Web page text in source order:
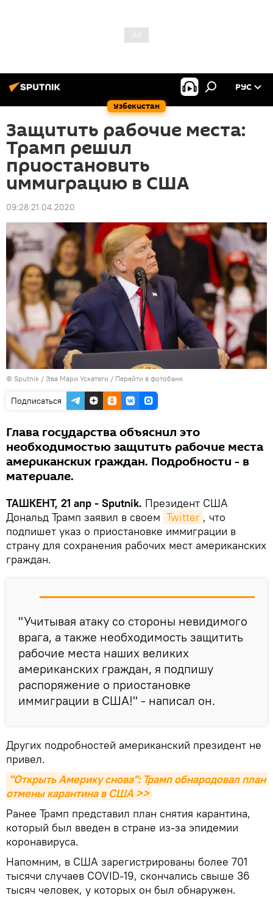
Узбекистан
РУС
Защитить рабочие места:
Трамп решил
приостановить
иммиграцию в США
09:28 21.04.2020
© Sputnik / Эва Мари Ускатеги / Перейти в фотобанк
Подписаться
Глава государства объяснил это
необходимостью защитить рабочие места
американских граждан. Подробности - в
материале.
ТАШКЕНТ, 21 апр - Sputnik. Президент США
Дональд Трамп заявил в своем Twitter , что
подпишет указ о приостановке иммиграции в
страну для сохранения рабочих мест американских
граждан.
"Учитывая атаку со стороны невидимого
врага, а также необходимость защитить
рабочие места наших великих
американских граждан, я подпишу
распоряжение о приостановке
иммиграции в США!" - написал он.
Других подробностей американский президент не
привел.
"Открыть Америку снова": Трамп обнародовал план
отмены карантина в США >>
Ранее Трамп представил план снятия карантина,
который был введен в стране из-за эпидемии
коронавируса.
Напомним, в США зарегистрированы более 701
тысячи случаев COVID-19, скончались свыше 36
тысяч человек, у которых он был обнаружен.